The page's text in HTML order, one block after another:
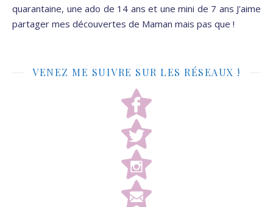
quarantaine, une ado de 14 ans et une mini de 7 ans J'aime
partager mes découvertes de Maman mais pas que !
VENEZ ME SUIVRE SUR LES RÉSEAUX !